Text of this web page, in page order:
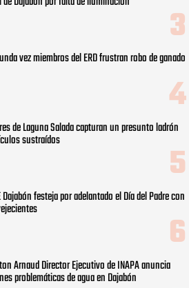
vez miembros del ERD frustran robo de ganado
de Laguna Salada capturan un presunto ladrón
sustraídos
Dajabón festeja por adelantado el Día del Padre con
Arnaud Director Ejecutivo de INAPA anuncia
problemáticas de agua en Dajabón